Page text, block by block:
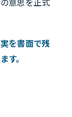
を書面で残
す。